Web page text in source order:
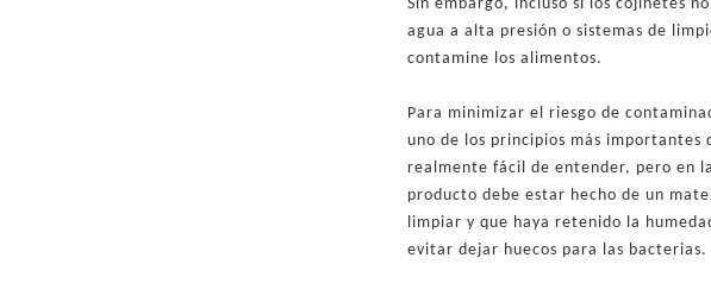
Sin embargo, incluso si los cojinetes
agua a alta presión o sistemas de
contamine los alimentos.
Para minimizar el riesgo de
uno de los principios más importantes
realmente fácil de entender, pero en
producto debe estar hecho de un
limpiar y que haya retenido la
evitar dejar huecos para las bacterias.